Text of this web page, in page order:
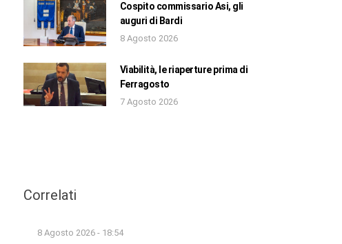
Cospito commissario Asi, gli
auguri di Bardi
8 Agosto 2026
Viabilità, le riaperture prima di
Ferragosto
7 Agosto 2026
Correlati
8 Agosto 2026 - 18:54